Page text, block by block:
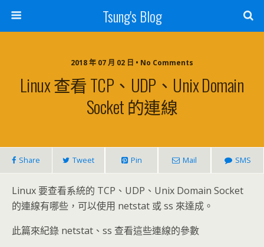
Tsung's Blog
2018 年 07 月 02 日 • No Comments
Linux 查看 TCP、UDP、Unix Domain
Socket 的連線
Share Tweet Pin Mail SMS
Linux 要查看系統的 TCP、UDP、Unix Domain Socket
的連線有哪些，可以使用 netstat 或 ss 來達成。
此篇來紀錄 netstat、ss 查看這些連線的參數